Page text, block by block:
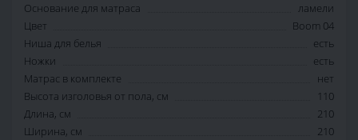
Основание для матраса
ламели
Цвет
Boom 04
Ниша для белья
есть
Ножки
есть
Матрас в комплекте
нет
Высота изголовья от пола, см
110
Длина, см
210
Ширина, см
210